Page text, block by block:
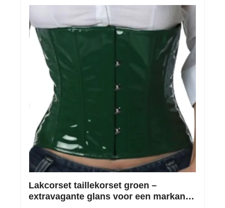
Lakcorset taillekorset groen –
extravagante glans voor een markante